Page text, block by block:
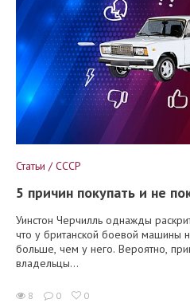
Статьи / СССР
5 причин покупать и не
Уинстон Черчилль однажды
что у британской боевой машины
больше, чем у него. Вероятно,
владельцы...
8 0 0